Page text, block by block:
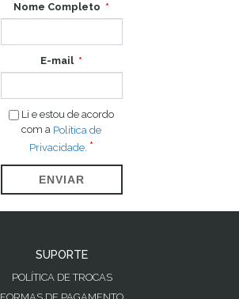
Nome Completo
E-mail
Li e estou de acordo
com a Política de
Privacidade.
ENVIAR
SUPORTE
POLÍTICA DE TROCAS